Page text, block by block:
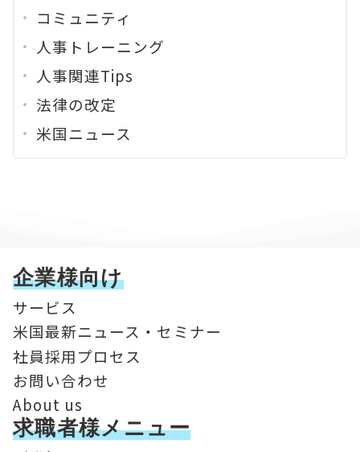
コミュニティ
人事トレーニング
人事関連Tips
法律の改定
米国ニュース
企業様向け
サービス
米国最新ニュース・セミナー
社員採用プロセス
お問い合わせ
About us
求職者様メニュー